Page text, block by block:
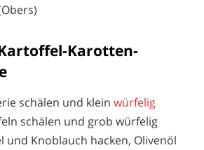
Karotten-
schälen und klein würfelig
schälen und grob würfelig
und Knoblauch hacken, Olivenöl